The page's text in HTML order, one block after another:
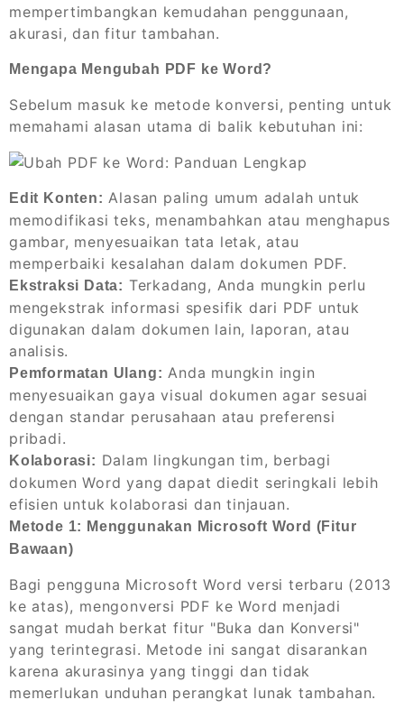
mempertimbangkan kemudahan penggunaan,
akurasi, dan fitur tambahan.
Mengapa Mengubah PDF ke Word?
Sebelum masuk ke metode konversi, penting untuk
memahami alasan utama di balik kebutuhan ini:
Edit Konten: Alasan paling umum adalah untuk
memodifikasi teks, menambahkan atau menghapus
gambar, menyesuaikan tata letak, atau
memperbaiki kesalahan dalam dokumen PDF.
Ekstraksi Data: Terkadang, Anda mungkin perlu
mengekstrak informasi spesifik dari PDF untuk
digunakan dalam dokumen lain, laporan, atau
analisis.
Pemformatan Ulang: Anda mungkin ingin
menyesuaikan gaya visual dokumen agar sesuai
dengan standar perusahaan atau preferensi
pribadi.
Kolaborasi: Dalam lingkungan tim, berbagi
dokumen Word yang dapat diedit seringkali lebih
efisien untuk kolaborasi dan tinjauan.
Metode 1: Menggunakan Microsoft Word (Fitur
Bawaan)
Bagi pengguna Microsoft Word versi terbaru (2013
ke atas), mengonversi PDF ke Word menjadi
sangat mudah berkat fitur "Buka dan Konversi"
yang terintegrasi. Metode ini sangat disarankan
karena akurasinya yang tinggi dan tidak
memerlukan unduhan perangkat lunak tambahan.